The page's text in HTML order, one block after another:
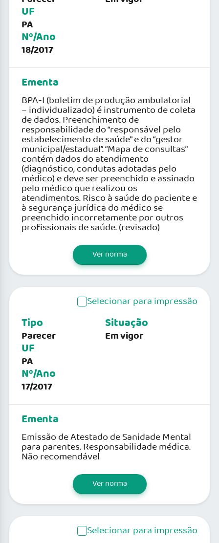
UF
PA
Nº/Ano
18/2017
Ementa
BPA-I (boletim de produção ambulatorial
– individualizado) é instrumento de coleta
de dados. Preenchimento de
responsabilidade do “responsável pelo
estabelecimento de saúde” e do “gestor
municipal/estadual”. “Mapa de consultas”
contém dados do atendimento
(diagnóstico, condutas adotadas pelo
médico) e deve ser preenchido e assinado
pelo médico que realizou os
atendimentos. Risco à saúde do paciente e
à segurança jurídica do médico se
preenchido incorretamente por outros
profissionais de saúde. (revisado)
Ver norma
Selecionar para impressão
Tipo
Parecer
UF
PA
Nº/Ano
17/2017
Situação
Em vigor
Ementa
Emissão de Atestado de Sanidade Mental
para parentes. Responsabilidade médica.
Não recomendável
Ver norma
Selecionar para impressão